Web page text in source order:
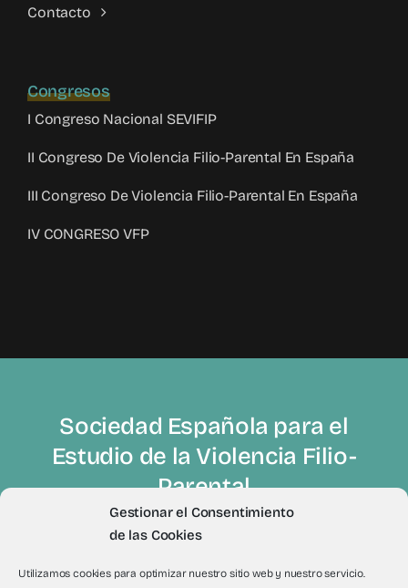
Gestionar el Consentimiento
de las Cookies
Utilizamos cookies para optimizar nuestro sitio web y nuestro servicio.
Contacto
Congresos
I Congreso Nacional SEVIFIP
II Congreso De Violencia Filio-Parental En España
III Congreso De Violencia Filio-Parental En España
IV CONGRESO VFP
Sociedad Española para el
Estudio de la Violencia Filio-
Parental